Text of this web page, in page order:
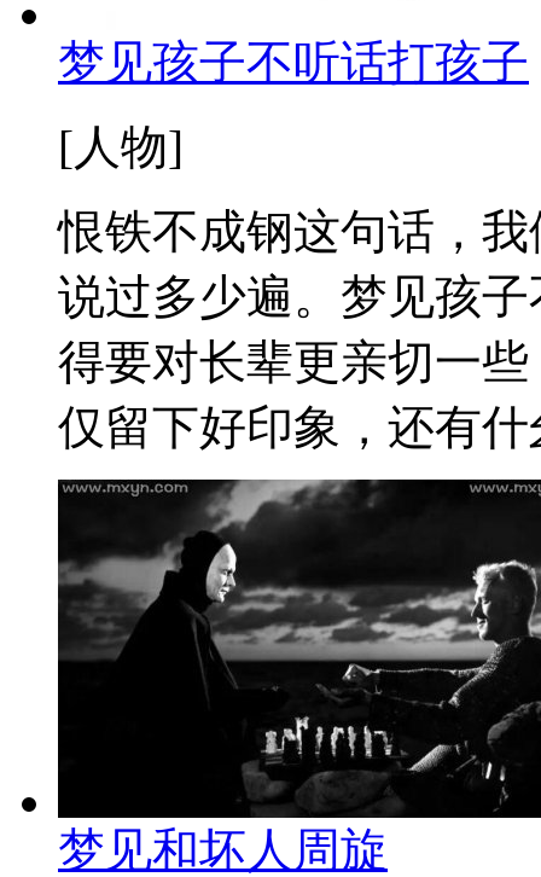
梦见孩子不听话打孩子
[人物]
恨铁不成钢这句话，
说过多少遍。梦见孩
得要对长辈更亲切一
仅留下好印象，还有
梦见和坏人周旋